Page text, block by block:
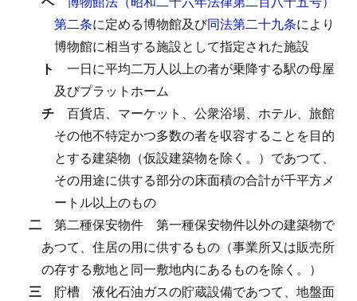
第二条に定める博物館及び同法第二十九条により
博物館に相当する施設として指定された施設
ト
一日に平均二万人以上の者が乗降する駅の母屋
及びプラットホーム
チ
百貨店、マーケット、公衆浴場、ホテル、旅館
その他不特定かつ多数の者を収容することを目的
とする建築物（仮設建築物を除く。）であつて、
その用途に供する部分の床面積の合計が千平方メ
ートル以上のもの
二
第二種保安物件
第一種保安物件以外の建築物で
あつて、住居の用に供するもの（事業所又は販売所
の存する敷地と同一敷地内にあるものを除く。）
三
貯槽 液化石油ガスの貯蔵設備であつて、地盤面